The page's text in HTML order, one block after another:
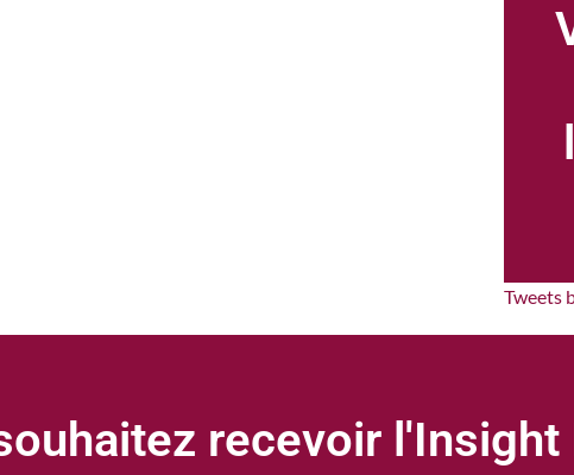
Tweets
recevoir l'Insight